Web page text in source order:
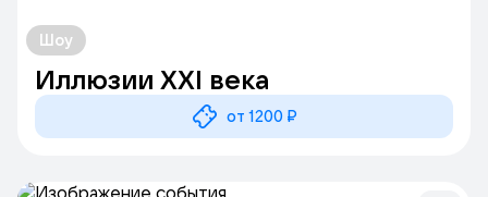
Шоу
Иллюзии XXI века
от 1200 ₽